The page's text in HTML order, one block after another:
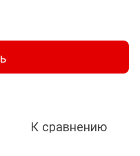
К сравнению